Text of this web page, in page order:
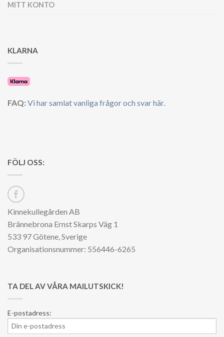
MITT KONTO
KLARNA
FAQ:Vi har samlat vanliga frågor och svar här.
FÖLJ OSS:
Kinnekullegården AB
Brännebrona Ernst Skarps Väg 1
533 97 Götene, Sverige
Organisationsnummer: 556446-6265
TA DEL AV VÅRA MAILUTSKICK!
E-postadress: